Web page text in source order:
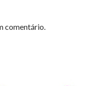
comentário.